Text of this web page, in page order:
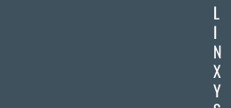
L
I
N
X
Y